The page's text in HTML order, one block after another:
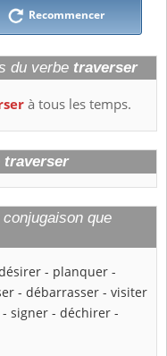
Recommencer
du verbe traverser
à tous les temps.
traverser
que
- planquer -
- débarrasser - visiter
- signer - déchirer -